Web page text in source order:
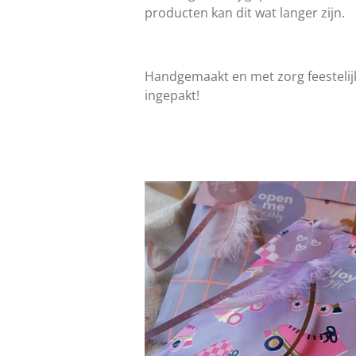
producten kan dit wat langer zijn.
Handgemaakt en met zorg
ingepakt!